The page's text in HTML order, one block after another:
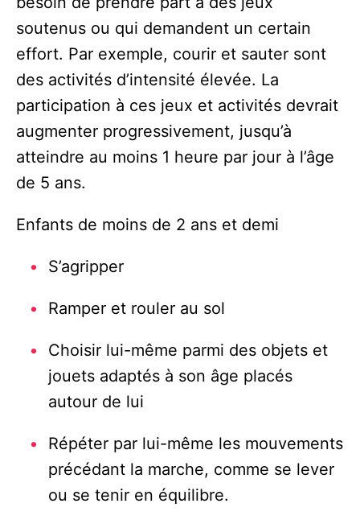
soutenus ou qui demandent un certain
effort. Par exemple, courir et sauter sont
des activités d’intensité élevée. La
participation à ces jeux et activités devrait
augmenter progressivement, jusqu’à
atteindre au moins 1 heure par jour à l’âge
de 5 ans.
Enfants de moins de 2 ans et demi
S’agripper
Ramper et rouler au sol
Choisir lui-même parmi des objets et
jouets adaptés à son âge placés
autour de lui
Répéter par lui-même les mouvements
précédant la marche, comme se lever
ou se tenir en équilibre.